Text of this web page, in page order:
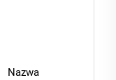
Nazwa